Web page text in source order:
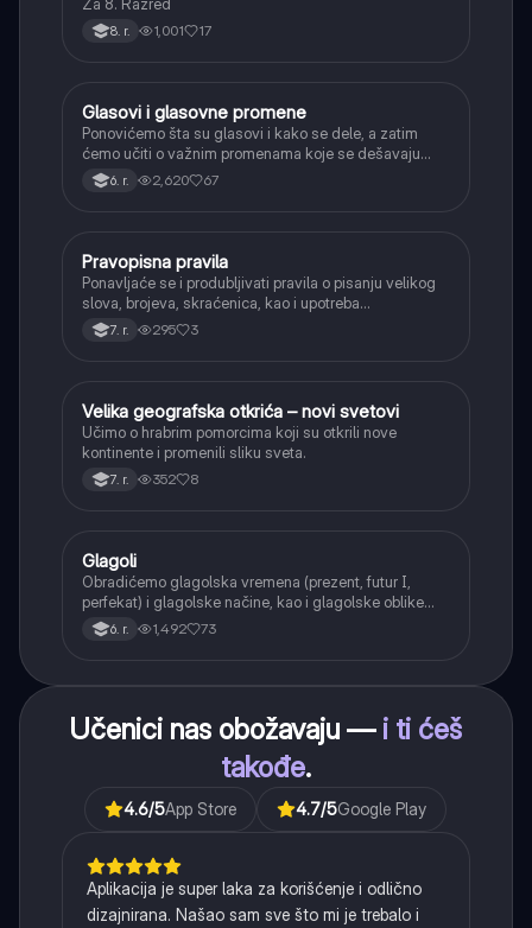
8. r. 1,001 17
Srpski jezik
Glasovi i glasovne promene
Ponovićemo šta su glasovi i kako se dele, a zatim
ćemo učiti o važnim promenama koje se dešavaju
kada se glasovi nađu jedan pored drugog u rečima
(npr. jednačenje suglasnika po zvučnosti i mestu
6. r. 2,620 67
Srpski jezik
Pravopisna pravila
Ponavljaće se i produbljivati pravila o pisanju velikog
slova, brojeva, skraćenica, kao i upotreba
interpunkcije, sa posebnim fokusom na zarez u
složenoj rečenici.
7. r. 295 3
Istorija
Velika geografska otkrića – novi svetovi
Učimo o hrabrim pomorcima koji su otkrili nove
kontinente i promenili sliku sveta.
7. r. 352 8
Srpski jezik
Glagoli
Obradićemo glagolska vremena (prezent, futur I,
perfekat) i glagolske načine, kao i glagolske oblike
(infinitiv, glagolski pridevi i prilozi) i glagolski vid
(svršeni i nesvršeni).
6. r. 1,492 73
Učenici nas obožavaju — i ti ćeš
takođe.
4.6/5App Store 4.7/5Google Play
Aplikacija je super laka za korišćenje i odlično
dizajnirana. Našao sam sve što mi je trebalo i